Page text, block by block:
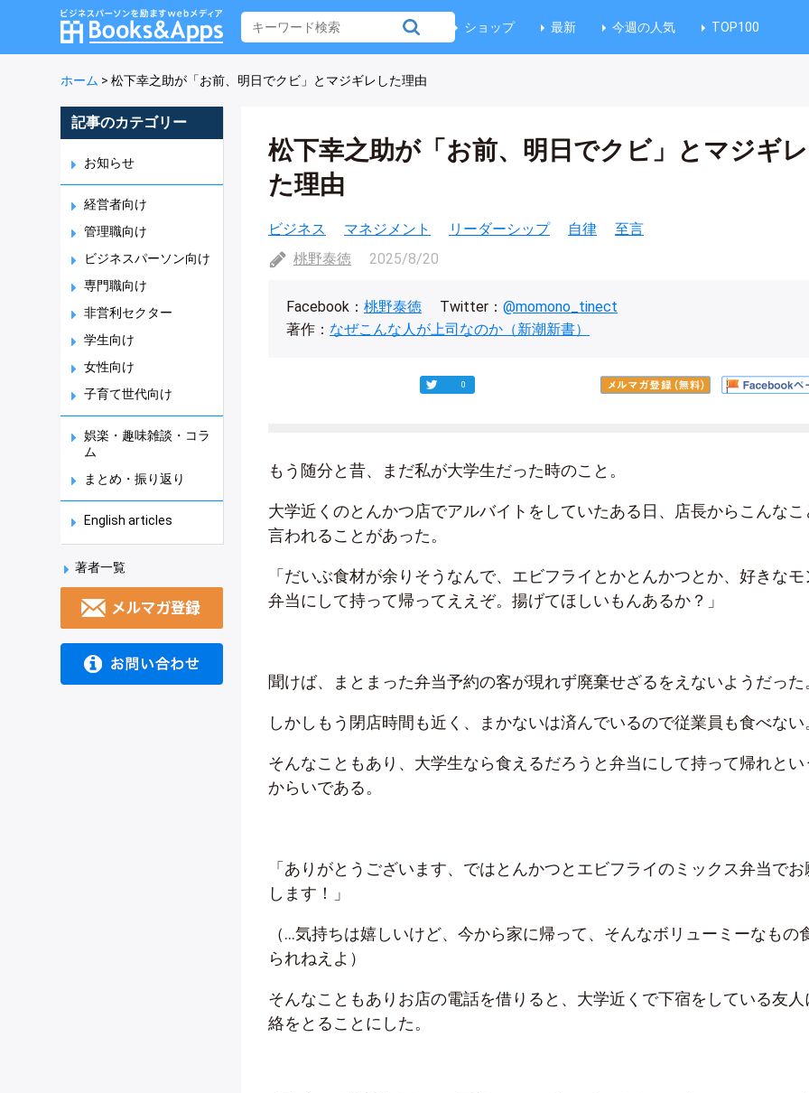
ショップ 最新 今週の人気 TOP100
ホーム > 松下幸之助が「お前、明日でクビ」とマジギレした理由
記事のカテゴリー
お知らせ
経営者向け
管理職向け
ビジネスパーソン向け
専門職向け
非営利セクター
学生向け
女性向け
子育て世代向け
娯楽・趣味雑談・コラ
ム
まとめ・振り返り
English articles
著者一覧
松下幸之助が「お前、明日でクビ」とマジギ
た理由
ビジネス マネジメント リーダーシップ 自律
至言
桃野泰徳
2025/8/20
Facebook： 桃野泰徳 Twitter： @momono_tinect
著作： なぜこんな人が上司なのか（新潮新書）
0
もう随分と昔、まだ私が大学生だった時のこと。
大学近くのとんかつ店でアルバイトをしていたある日、店長からこんなこ
言われることがあった。
「だいぶ食材が余りそうなんで、エビフライとかとんかつとか、好きなモ
弁当にして持って帰ってええぞ。揚げてほしいもんあるか？」
聞けば、まとまった弁当予約の客が現れず廃棄せざるをえないようだった
しかしもう閉店時間も近く、まかないは済んでいるので従業員も食べない
そんなこともあり、大学生なら食えるだろうと弁当にして持って帰れとい
からいである。
「ありがとうございます、ではとんかつとエビフライのミックス弁当でお
します！」
（…気持ちは嬉しいけど、今から家に帰って、そんなボリューミーなもの
られねえよ）
そんなこともありお店の電話を借りると、大学近くで下宿をしている友人
絡をとることにした。